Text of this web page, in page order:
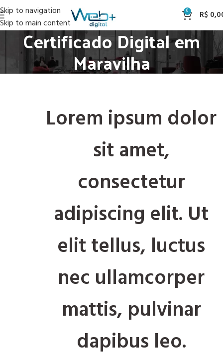
Skip to navigation
Skip to main content
0 R$
Certificado Digital em
Maravilha
Lorem ipsum dolor
sit amet,
consectetur
adipiscing elit. Ut
elit tellus, luctus
nec ullamcorper
mattis, pulvinar
dapibus leo.